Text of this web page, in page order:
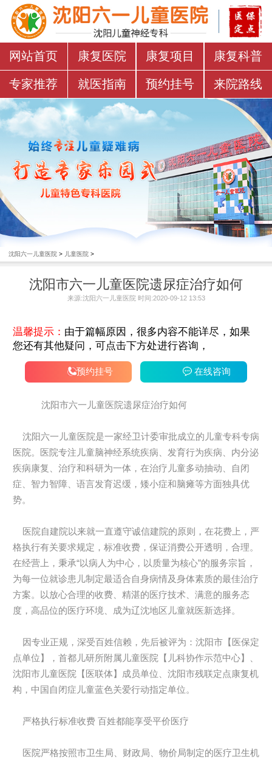
网站首页 康复医院 康复项目 康复科普
专家推荐 就医指南 预约挂号 来院路线
沈阳六一儿童医院 > 儿童医院 >
沈阳市六一儿童医院遗尿症治疗如何
来源:沈阳六一儿童医院 时间:2020-09-12 13:53
温馨提示： 由于篇幅原因，很多内容不能详尽，如果
您还有其他疑问，可点击下方处进行咨询，
预约挂号 在线咨询
沈阳市六一儿童医院遗尿症治疗如何
沈阳六一儿童医院是一家经卫计委审批成立的儿童专科专病
医院。医院专注儿童脑神经系统疾病、发育行为疾病、内分泌
疾病康复、治疗和科研为一体，在治疗儿童多动抽动、自闭
症、智力智障、语言发育迟缓，矮小症和脑瘫等方面独具优
势。
医院自建院以来就一直遵守诚信建院的原则，在花费上，严
格执行有关要求规定，标准收费，保证消费公开透明，合理。
在经营上，秉承“以病人为中心，以质量为核心”的服务宗旨，
为每一位就诊患儿制定最适合自身病情及身体素质的最佳治疗
方案。以放心合理的收费、精湛的医疗技术、满意的服务态
度，高品位的医疗环境、成为辽沈地区儿童就医新选择。
因专业正规，深受百姓信赖，先后被评为：沈阳市【医保定
点单位】，首都儿研所附属儿童医院【儿科协作示范中心】、
沈阳市儿童医院【医联体】成员单位、沈阳市残联定点康复机
构，中国自闭症儿童蓝色关爱行动指定单位。
严格执行标准收费 百姓都能享受平价医疗
医院严格按照市卫生局、财政局、物价局制定的医疗卫生机